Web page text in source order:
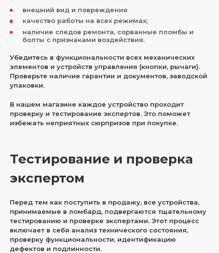
внешний вид и повреждения
качество работы на всех режимах;
наличие следов ремонта, сорванные пломбы и
болты с признаками воздействия.
Убедитесь в функциональности всех механических
элементов и устройств управления (кнопки, рычаги).
Проверьте наличие гарантии и документов, заводской
упаковки.
В нашем магазине каждое устройство проходит
проверку и тестирование экспертов. Это поможет
избежать неприятных сюрпризов при покупке.
Тестирование и проверка
экспертом
Перед тем как поступить в продажу, все устройства,
принимаемые в ломбард, подвергаются тщательному
тестированию и проверке экспертами. Этот процесс
включает в себя анализ технического состояния,
проверку функциональности, идентификацию
дефектов и подлинности.